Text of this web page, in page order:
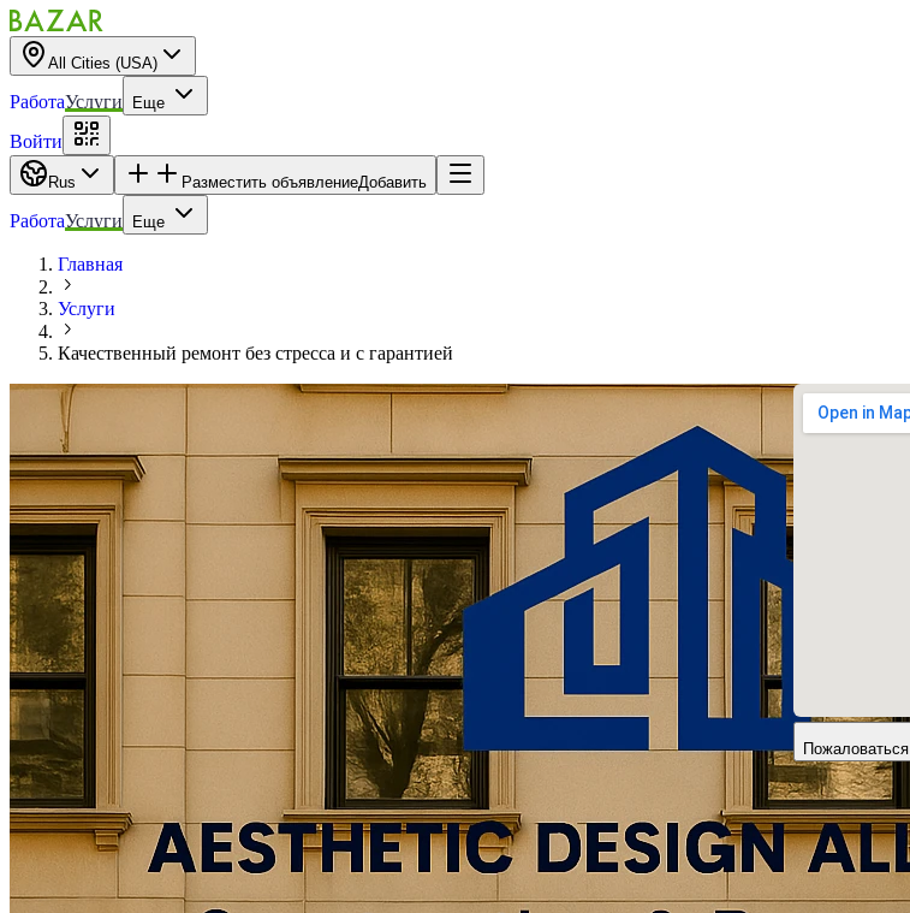
All Cities (USA)
РаботаУслуги Еще
Войти
Rus Разместить объявлениеДобавить
РаботаУслуги Еще
Главная
Услуги
Качественный ремонт без стресса и с гарантией
Пожаловаться